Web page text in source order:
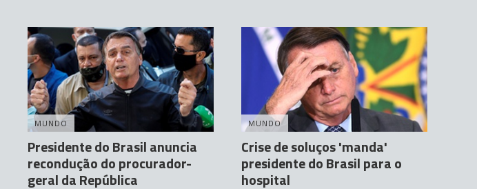
MUNDO
Presidente do Brasil anuncia
recondução do procurador-
geral da República
MUNDO
Crise de soluços 'manda'
presidente do Brasil para o
hospital